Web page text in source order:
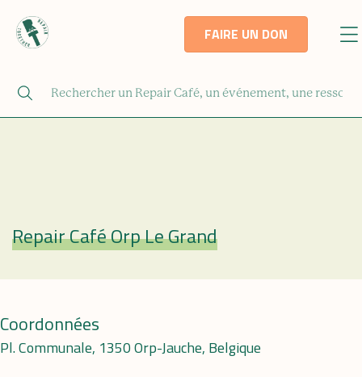
FAIRE UN DON
Repair Café
Repair Café Orp Le Grand
Coordonnées
Pl. Communale, 1350 Orp-Jauche, Belgique